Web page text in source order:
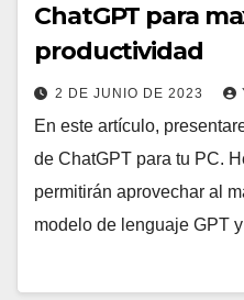
ChatGPT para
productividad
2 DE JUNIO DE 2023
En este artículo,
de ChatGPT para tu PC.
permitirán aprovechar al
modelo de lenguaje GPT